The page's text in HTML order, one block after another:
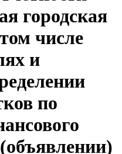
городская
числе
и
по